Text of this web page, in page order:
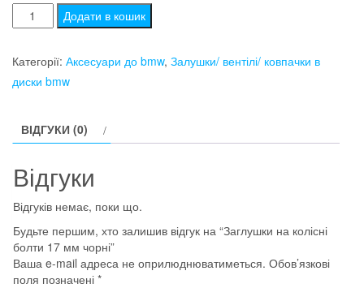
Заглушки
на
болти
17
чорні
Додати в кошик
Категорії: Аксесуари до bmw, Залушки/ вентілі/ ковпачки в
диски bmw
ВІДГУКИ (0)
Відгуки
Відгуків немає, поки що.
Будьте першим, хто залишив відгук на “Заглушки на колісні
болти 17 мм чорні”
Ваша e-mail адреса не оприлюднюватиметься. Обов’язкові
поля позначені *